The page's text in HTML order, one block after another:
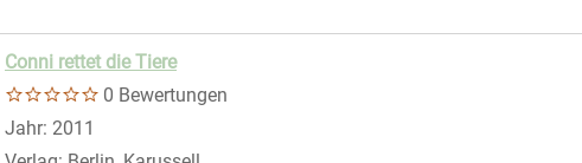
Conni rettet die Tiere
0 Bewertungen
Suche nach diesem Verfasser
Jahr: 2011